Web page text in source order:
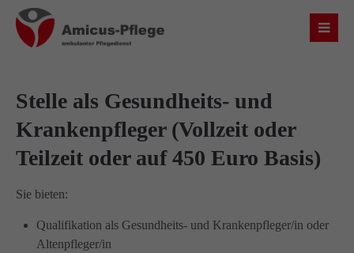
Login
Passwort
Anmelden
Stelle als Gesundheits- und
Krankenpfleger (Vollzeit oder
Teilzeit oder auf 450 Euro Basis)
Sie bieten:
Qualifikation als Gesundheits- und Krankenpfleger/in oder
Altenpfleger/in